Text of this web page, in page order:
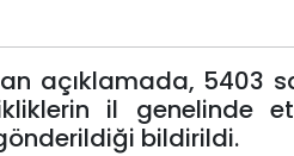
açıklamada, 5403
il genelinde
bildirildi.